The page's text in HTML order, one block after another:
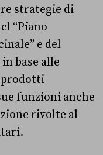
strategie di
“Piano
e del
base alle
prodotti
funzioni anche
rivolte al